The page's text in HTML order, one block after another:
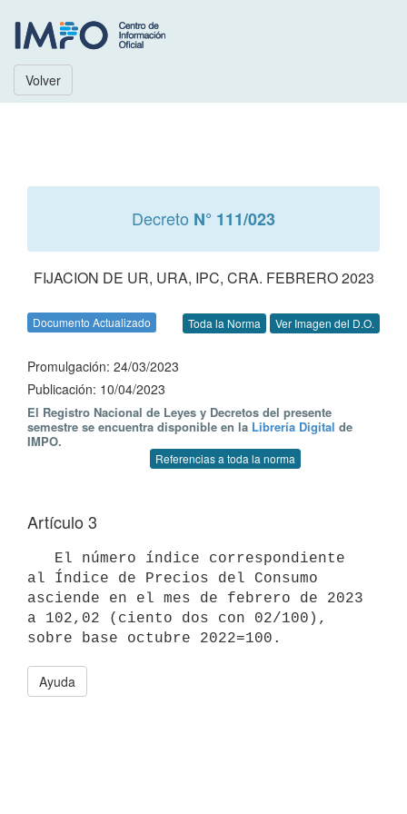
Volver
Decreto N° 111/023
FIJACION DE UR, URA, IPC, CRA. FEBRERO 2023
Documento Actualizado Toda la Norma Ver Imagen del D.O.
Promulgación: 24/03/2023
Publicación: 10/04/2023
El Registro Nacional de Leyes y Decretos del presente
semestre se encuentra disponible en la Librería Digital de
IMPO.
Referencias a toda la norma
Artículo 3
al Índice de Precios del Consumo
asciende en el mes de febrero de 2023
a 102,02 (ciento dos con 02/100),
Ayuda